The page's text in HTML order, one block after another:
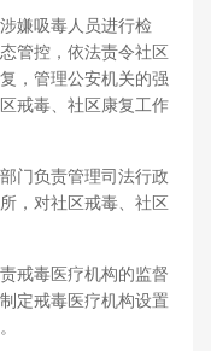
嫌吸毒人员进行检
管控，依法责令社区
，管理公安机关的强
戒毒、社区康复工作
门负责管理司法行政
，对社区戒毒、社区
戒毒医疗机构的监督
定戒毒医疗机构设置